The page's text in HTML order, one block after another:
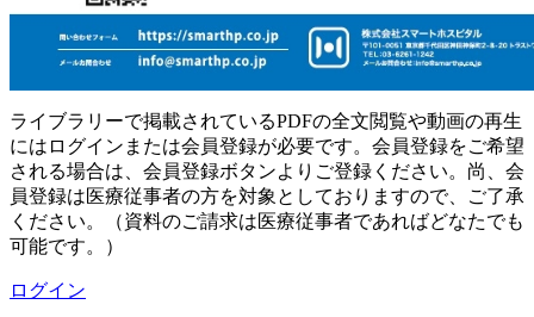
ライブラリーで掲載されているPDFの全文閲覧や動画の再生
にはログインまたは会員登録が必要です。会員登録をご希望
される場合は、会員登録ボタンよりご登録ください。尚、会
員登録は医療従事者の方を対象としておりますので、ご了承
ください。（資料のご請求は医療従事者であればどなたでも
可能です。）
ログイン